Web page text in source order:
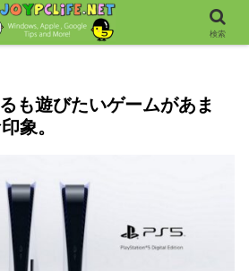
も遊びたいゲームがあま
象。
検索